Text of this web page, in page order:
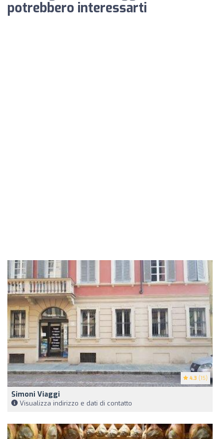
potrebbero interessarti
4.3 (15)
Simoni Viaggi
Visualizza indirizzo e dati di contatto